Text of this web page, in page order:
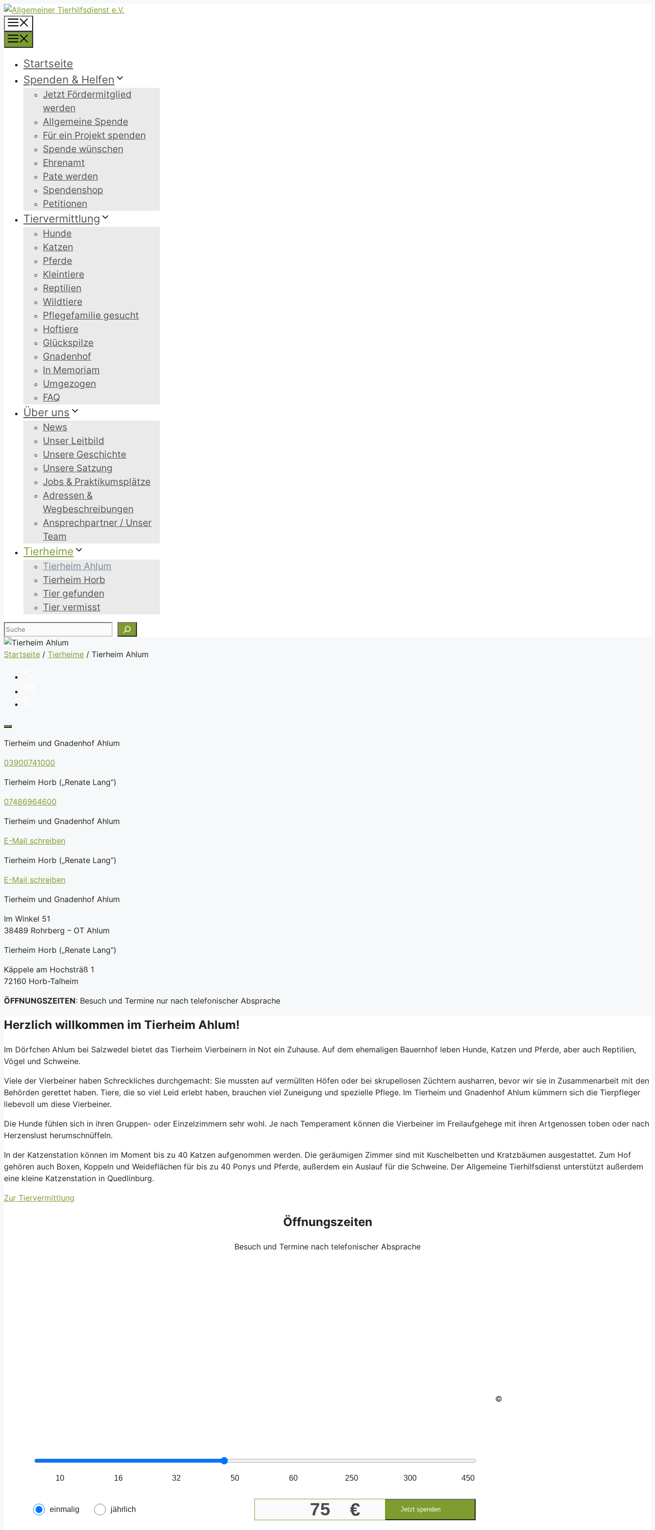
Zum
Inhalt
springen
Startseite
Spenden & Helfen
Jetzt Fördermitglied
werden
Allgemeine Spende
Für ein Projekt spenden
Spende wünschen
Ehrenamt
Pate werden
Spendenshop
Petitionen
Tiervermittlung
Hunde
Katzen
Pferde
Kleintiere
Reptilien
Wildtiere
Pflegefamilie gesucht
Hoftiere
Glückspilze
Gnadenhof
In Memoriam
Umgezogen
FAQ
Über uns
News
Unser Leitbild
Unsere Geschichte
Unsere Satzung
Jobs & Praktikumsplätze
Adressen &
Wegbeschreibungen
Ansprechpartner / Unser
Team
Tierheime
Tierheim Ahlum
Tierheim Horb
Tier gefunden
Tier vermisst
Suchen
Startseite / Tierheime / Tierheim Ahlum
Tierheim und Gnadenhof Ahlum
03900741000
Tierheim Horb („Renate Lang“)
07486964600
Tierheim und Gnadenhof Ahlum
E-Mail schreiben
Tierheim Horb („Renate Lang“)
E-Mail schreiben
Tierheim und Gnadenhof Ahlum
Im Winkel 51
38489 Rohrberg – OT Ahlum
Tierheim Horb („Renate Lang“)
Käppele am Hochsträß 1
72160 Horb-Talheim
ÖFFNUNGSZEITEN: Besuch und Termine nur nach telefonischer Absprache
Herzlich willkommen im Tierheim Ahlum!
Im Dörfchen Ahlum bei Salzwedel bietet das Tierheim Vierbeinern in Not ein Zuhause. Auf dem ehemaligen Bauernhof leben Hunde, Katzen und Pferde, aber auch Reptilien,
Vögel und Schweine.
Viele der Vierbeiner haben Schreckliches durchgemacht: Sie mussten auf vermüllten Höfen oder bei skrupellosen Züchtern ausharren, bevor wir sie in Zusammenarbeit mit den
Behörden gerettet haben. Tiere, die so viel Leid erlebt haben, brauchen viel Zuneigung und spezielle Pflege. Im Tierheim und Gnadenhof Ahlum kümmern sich die Tierpfleger
liebevoll um diese Vierbeiner.
Die Hunde fühlen sich in ihren Gruppen- oder Einzelzimmern sehr wohl. Je nach Temperament können die Vierbeiner im Freilaufgehege mit ihren Artgenossen toben oder nach
Herzenslust herumschnüffeln.
In der Katzenstation können im Moment bis zu 40 Katzen aufgenommen werden. Die geräumigen Zimmer sind mit Kuschelbetten und Kratzbäumen ausgestattet. Zum Hof
gehören auch Boxen, Koppeln und Weideflächen für bis zu 40 Ponys und Pferde, außerdem ein Auslauf für die Schweine. Der Allgemeine Tierhilfsdienst unterstützt außerdem
eine kleine Katzenstation in Quedlinburg.
Zur Tiervermittlung
Öffnungszeiten
Besuch und Termine nach telefonischer Absprache
10 16 32 50 60 250 300 450
einmalig jährlich
©